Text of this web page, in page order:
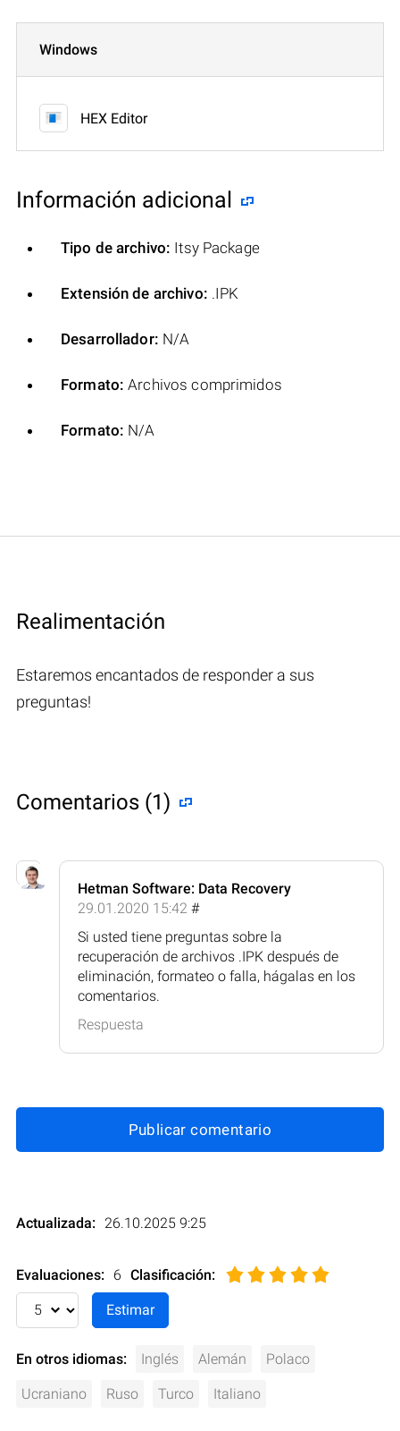
Windows
HEX Editor
Información adicional
Tipo de archivo: Itsy Package
Extensión de archivo: .IPK
Desarrollador: N/A
Formato: Archivos comprimidos
Formato: N/A
Realimentación
Estaremos encantados de responder a sus
preguntas!
Comentarios (1)
Hetman Software: Data Recovery
29.01.2020 15:42 #
Si usted tiene preguntas sobre la
recuperación de archivos .IPK después de
eliminación, formateo o falla, hágalas en los
comentarios.
Respuesta
Publicar comentario
Actualizada: 26.10.2025 9:25
Evaluaciones: 6 Clasificación:
En otros idiomas: Inglés Alemán Polaco
Ucraniano Ruso Turco Italiano